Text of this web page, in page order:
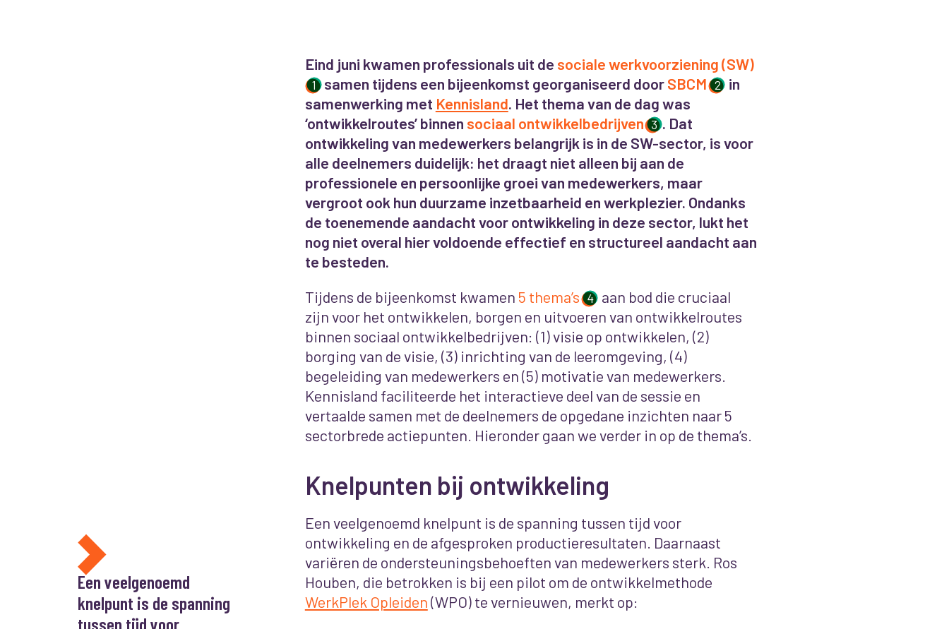
Eind juni kwamen professionals uit de sociale werkvoorziening (SW)
1 samen tijdens een bijeenkomst georganiseerd doorSBCM 2 in
samenwerking met Kennisland. Het thema van de dag was
‘ontwikkelroutes’ binnen sociaal ontwikkelbedrijven 3 . Dat
ontwikkeling van medewerkers belangrijk is in de SW-sector, is voor
alle deelnemers duidelijk: het draagt niet alleen bij aan de
professionele en persoonlijke groei van medewerkers, maar
vergroot ook hun duurzame inzetbaarheid en werkplezier. Ondanks
de toenemende aandacht voor ontwikkeling in deze sector, lukt het
nog niet overal hier voldoende effectief en structureel aandacht aan
te besteden.
Tijdens de bijeenkomst kwamen 5 thema’s 4 aan bod die cruciaal
zijn voor het ontwikkelen, borgen en uitvoeren van ontwikkelroutes
binnen sociaal ontwikkelbedrijven: (1) visie op ontwikkelen, (2)
borging van de visie, (3) inrichting van de leeromgeving, (4)
begeleiding van medewerkers en (5) motivatie van medewerkers.
Kennisland faciliteerde het interactieve deel van de sessie en
vertaalde samen met de deelnemers de opgedane inzichten naar 5
sectorbrede actiepunten. Hieronder gaan we verder in op de thema’s.
Knelpunten bij ontwikkeling
Een veelgenoemd knelpunt is de spanning tussen tijd voor
ontwikkeling en de afgesproken productieresultaten. Daarnaast
variëren de ondersteuningsbehoeften van medewerkers sterk. Ros
Houben, die betrokken is bij een pilot om de ontwikkelmethode
WerkPlek Opleiden(WPO)te vernieuwen, merkt op:
Een veelgenoemd
knelpunt is de spanning
tussen tijd voor